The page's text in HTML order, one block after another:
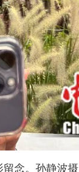
念。孙静波摄